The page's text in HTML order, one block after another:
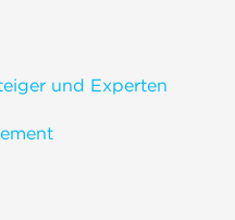
und Experten